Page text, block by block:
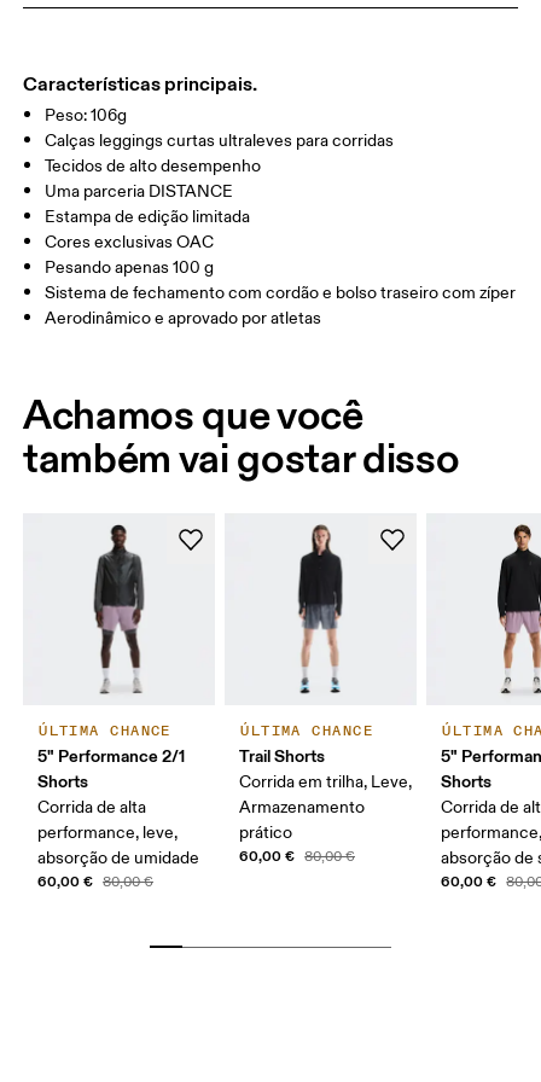
CINTURA 78.5 — 81.5 83.5 — 86.5 88.5
CA
COXA 56 58.5
Arraste na horizontal para ver mais
Como medir
Cintura
Características principais.
Peso: 106g
Calças leggings curtas ultraleves para corridas
Tecidos de alto desempenho
Uma parceria DISTANCE
Estampa de edição limitada
Cores exclusivas OAC
Pesando apenas 100 g
Sistema de fechamento com cordão e bolso traseiro com zíper
Aerodinâmico e aprovado por atletas
Achamos que você
também vai gostar disso
ÚLTIMA CHANCE
5" Performance 2/1
Shorts
Corrida de alta
performance, leve,
absorção de umidade
60,00 € 80,00 €
ÚLTIMA CHANCE
Trail Shorts
Corrida em trilha, Leve,
Armazenamento
prático
60,00 € 80,00 €
ÚLTIMA
5"
Shorts
Corrida de
absorção de
60,00 €